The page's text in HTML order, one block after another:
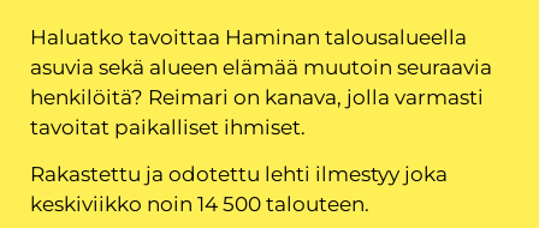
Haluatko tavoittaa Haminan talousalueella
asuvia sekä alueen elämää muutoin seuraavia
henkilöitä? Reimari on kanava, jolla varmasti
tavoitat paikalliset ihmiset.
Rakastettu ja odotettu lehti ilmestyy joka
keskiviikko noin 14 500 talouteen.